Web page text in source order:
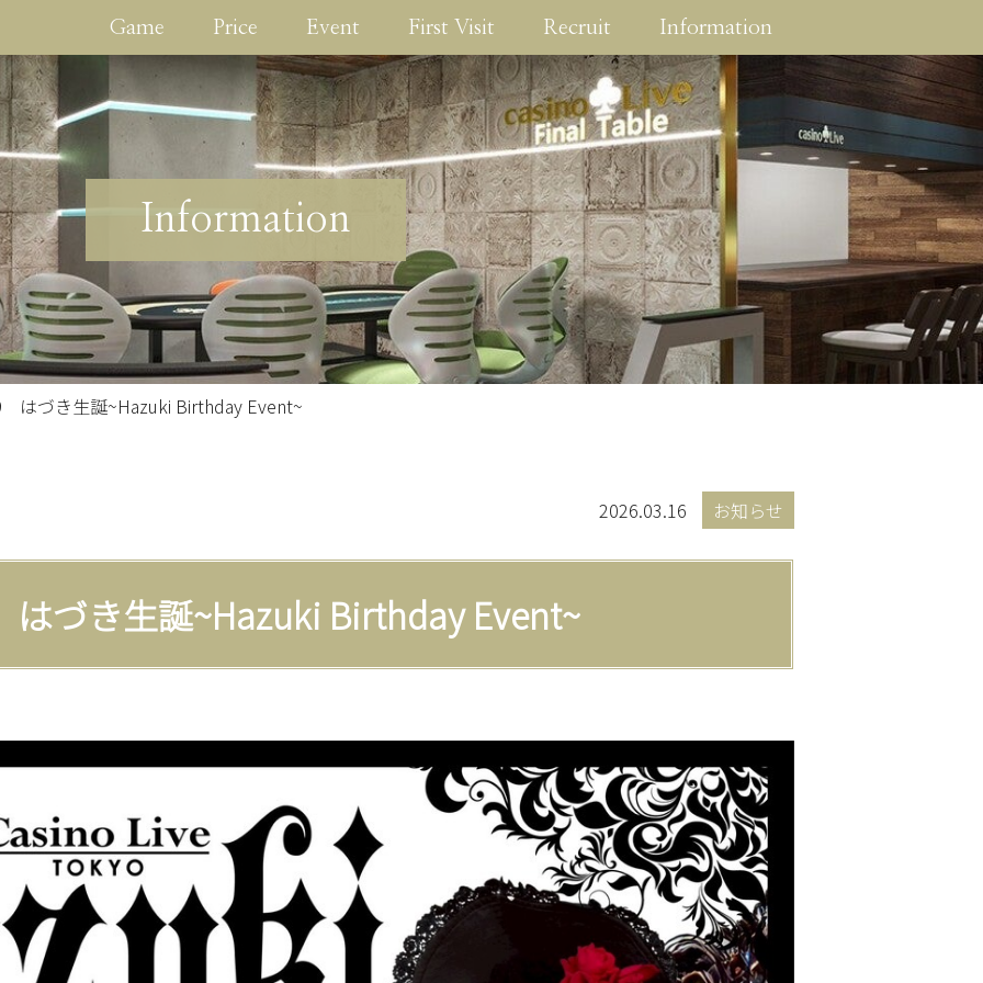
Game Price Event First Visit Recruit Information
Information
はづき生誕~Hazuki Birthday Event~
2026.03.16 お知らせ
づき生誕~Hazuki Birthday Event~